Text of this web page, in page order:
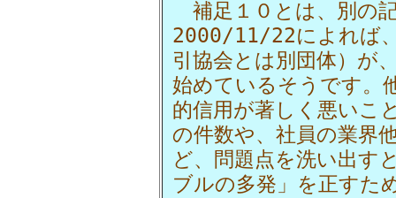
補足１０とは、別の
2000/11/22によれば
引協会とは別団体）が
始めているそうです。
的信用が著しく悪いこ
の件数や、社員の業界
ど、問題点を洗い出す
ブルの多発」を正すた